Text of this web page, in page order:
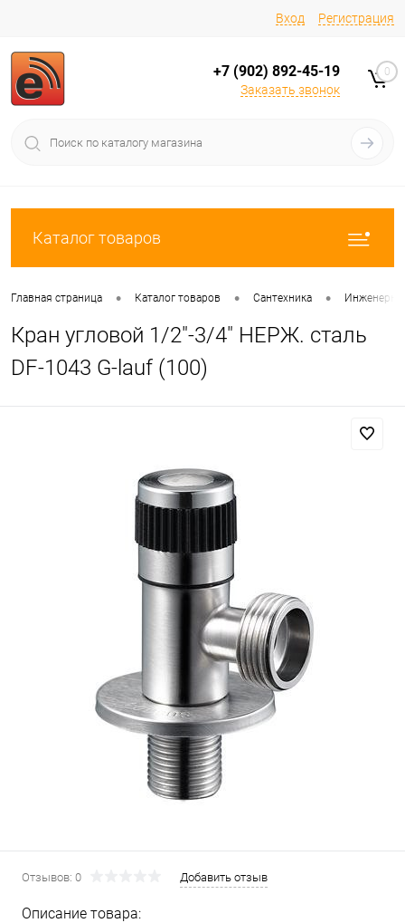
Вход Регистрация
+7 (902) 892-45-19
Заказать звонок
0
Каталог товаров
Главная страница • Каталог товаров • Сантехника •
Кран угловой 1/2"-3/4" НЕРЖ. сталь
DF-1043 G-lauf (100)
Отзывов: 0 Добавить отзыв
Описание товара: